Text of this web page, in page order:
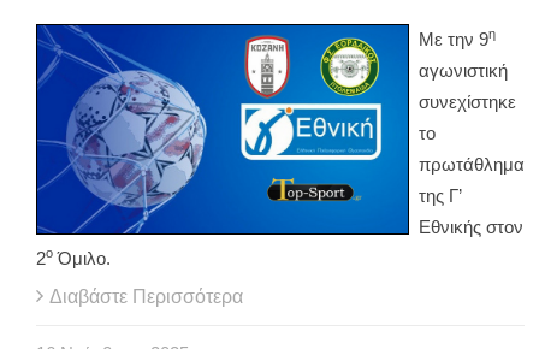
Με την 9η
αγωνιστική
συνεχίστηκε
το
πρωτάθλημα
της Γ’
Εθνικής στον
2ο Όμιλο.
Διαβάστε Περισσότερα